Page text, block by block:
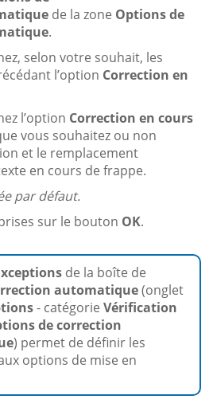
de la zone Options de
.
selon votre souhait, les
l’option Correction en
l’option Correction en cours
vous souhaitez ou non
et le remplacement
en cours de frappe.
par défaut.
sur le bouton OK.
de la boîte de
automatique(onglet
- catégorie Vérification
de correction
) permet de définir les
options de mise en